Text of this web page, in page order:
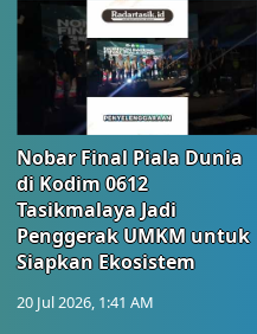
Nobar Final Piala Dunia
di Kodim 0612
Tasikmalaya Jadi
Penggerak UMKM untuk
Siapkan Ekosistem
20 Jul 2026, 1:41 AM